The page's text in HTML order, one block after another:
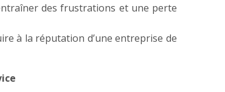
des frustrations et une perte
à la réputation d’une entreprise de